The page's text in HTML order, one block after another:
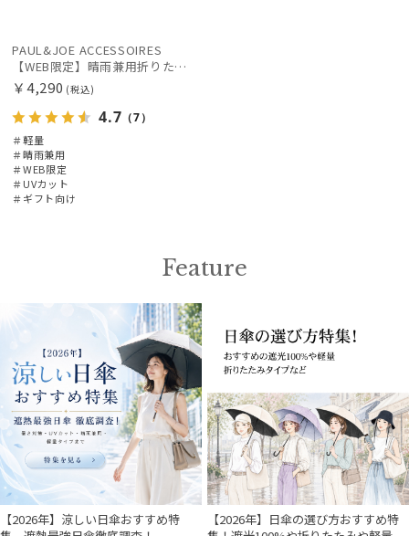
カラー
入荷状況
PAUL&JOE ACCESSOIRES
【WEB限定】晴雨兼用折りたたみ日傘 ポール&ジョー(PAUL & JOE ACCESSOIRES)クリザンテーム/バイカラー 雨の日OK 一級遮光99.99% 遮熱 簡単開閉 UV 晴雨兼用 可愛い
￥4,290 (税込)
4.7 （7）
＃軽量
＃晴雨兼用
＃WEB限定
＃UVカット
＃ギフト向け
Feature
【2026年】涼しい日傘おすすめ特
【2026年】日傘の選び方おすすめ特